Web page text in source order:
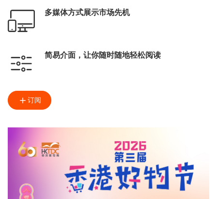
多媒体方式展示市场先机
简易介面，让你随时随地轻松阅读
订阅